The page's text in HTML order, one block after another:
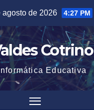
agosto de 2026 4:27 PM
Cotrino
Informática Educativa